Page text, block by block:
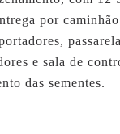
por
e sala de
das sementes.